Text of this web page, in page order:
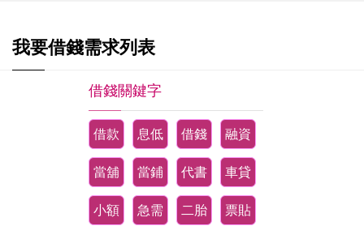
我要借錢需求列表
借錢關鍵字
借款 息低 借錢 融資
當舖 當鋪 代書 車貸
小額 急需 二胎 票貼